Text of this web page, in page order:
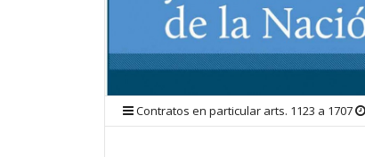
Contratos en particular arts. 1123 a 1707